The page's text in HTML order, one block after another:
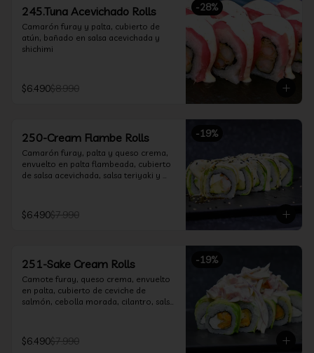
-28%
245.Tuna Acevichado Rolls
Camarón furay y palta, cubierto de
atún, bañado en salsa acevichada y
shichimi
$6.490$8.990
-19%
250-Cream Flambe Rolls
Camarón furay, palta y queso crema,
envuelto en palta flambeada, cubierto
de salsa acevichada, salsa teriyaki y
$6.490$7.990
-19%
251-Sake Cream Rolls
Camote furay, queso crema, envuelto
en palta, cubierto de ceviche de
salmón, cebolla morada, cilantro, salsa
$6.490$7.990